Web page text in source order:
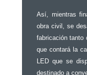
Así, mientras
obra civil, se
fabricación tanto
que contará la
LED que se
destinado a